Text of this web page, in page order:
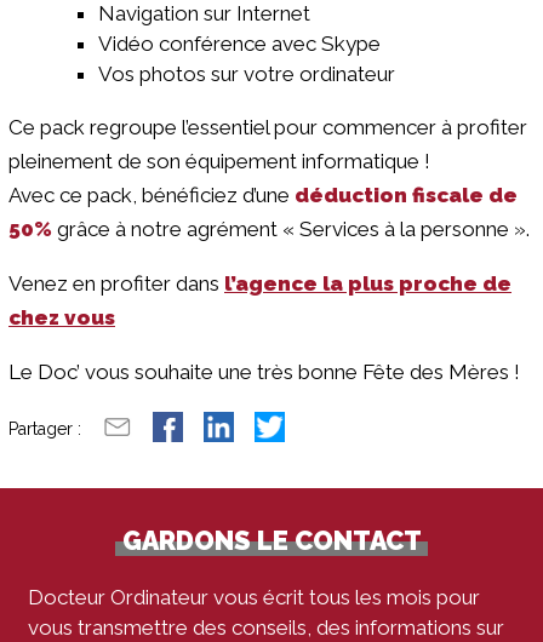
Navigation sur Internet
Vidéo conférence avec Skype
Vos photos sur votre ordinateur
Ce pack regroupe l’essentiel pour commencer à profiter
pleinement de son équipement informatique !
Avec ce pack, bénéficiez d’une déduction fiscale de
50% grâce à notre agrément « Services à la personne ».
Venez en profiter dans l’agence la plus proche de
chez vous
Le Doc’ vous souhaite une très bonne Fête des Mères !
Partager :
GARDONS LE CONTACT
Docteur Ordinateur vous écrit tous les mois pour
vous transmettre des conseils, des informations sur